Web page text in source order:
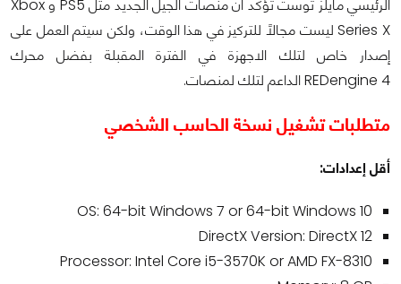
الرئيسي مايلز توست تؤكد أن منصات الجيل الجديد مثل PS5 و Xbox
Series X ليست مجالًا للتركيز في هذا الوقت، ولكن سيتم العمل على
إصدار خاص لتلك الاجهزة في الفترة المقبلة بفضل محرك
REDengine 4 الداعم لتلك لمنصات.
متطلبات تشغيل نسخة الحاسب الشخصي
أقل إعدادات:
OS: 64-bit Windows 7 or 64-bit Windows 10
DirectX Version: DirectX 12
Processor: Intel Core i5-3570K or AMD FX-8310